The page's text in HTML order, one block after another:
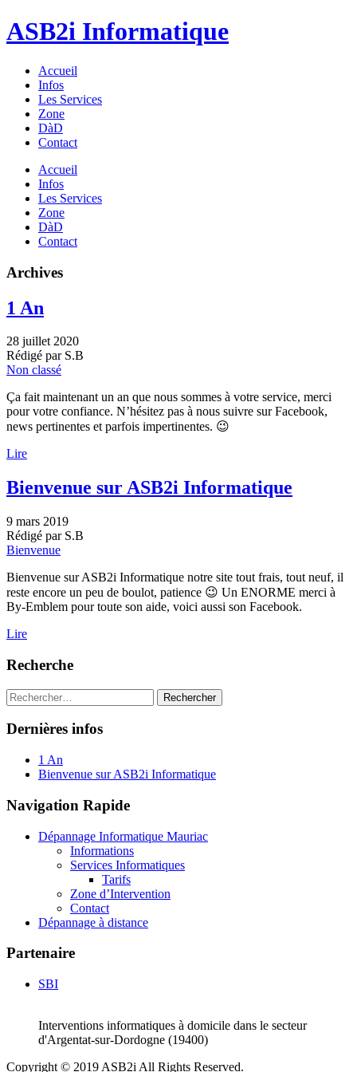
ASB2i Informatique
Accueil
Infos
Les Services
Zone
DàD
Contact
Accueil
Infos
Les Services
Zone
DàD
Contact
Archives
1 An
28 juillet 2020
Rédigé par S.B
Non classé
Ça fait maintenant un an que nous sommes à votre service, merci
pour votre confiance. N’hésitez pas à nous suivre sur Facebook,
news pertinentes et parfois impertinentes. 😉
Lire
Bienvenue sur ASB2i Informatique
9 mars 2019
Rédigé par S.B
Bienvenue
Bienvenue sur ASB2i Informatique notre site tout frais, tout neuf, il
reste encore un peu de boulot, patience 😉 Un ENORME merci à
By-Emblem pour toute son aide, voici aussi son Facebook.
Lire
Recherche
Rechercher :
Dernières infos
1 An
Bienvenue sur ASB2i Informatique
Navigation Rapide
Dépannage Informatique Mauriac
Informations
Services Informatiques
Tarifs
Zone d’Intervention
Contact
Dépannage à distance
Partenaire
SBI
Interventions informatiques à domicile dans le secteur
d'Argentat-sur-Dordogne (19400)
Copyright © 2019 ASB2i All Rights Reserved.